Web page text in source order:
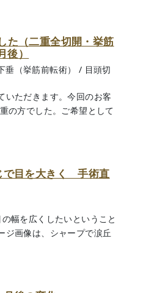
た（二重全切開・挙筋
）
（挙筋前転術） / 目頭切
いただきます。今回のお客
の方でした。ご希望として
で目を大きく 手術直
幅を広くしたいということ
ジ画像は、シャープで涙丘